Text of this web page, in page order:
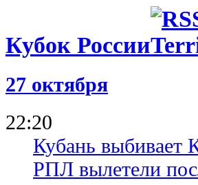
Кубок России
27 октября
22:20
Кубань выбивает
РПЛ вылетели